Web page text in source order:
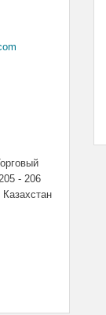
- 206